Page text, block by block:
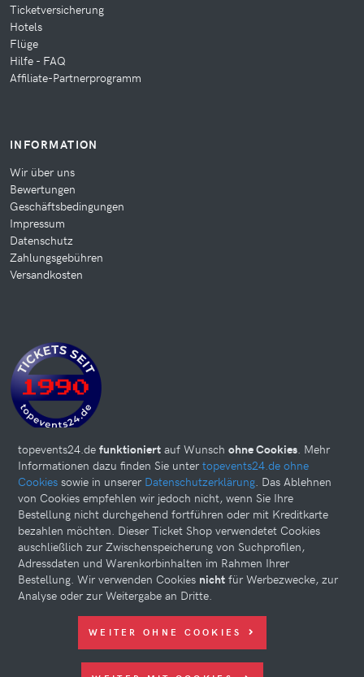
Ticketversicherung
Hotels
Flüge
Hilfe - FAQ
Affiliate-Partnerprogramm
INFORMATION
Wir über uns
Bewertungen
Geschäftsbedingungen
Impressum
Datenschutz
Zahlungsgebühren
Versandkosten
Diese Website kann Cookies verwenden. Bitte nehmen Sie weiter
unten Ihre Einstellungen vor.
© 2026 topevents24.de. All rights reserved.
topevents24.de funktioniert auf Wunsch ohne Cookies. Mehr
Informationen dazu finden Sie unter topevents24.de ohne
Cookies sowie in unserer Datenschutzerklärung. Das Ablehnen
von Cookies empfehlen wir jedoch nicht, wenn Sie Ihre
Bestellung nicht durchgehend fortführen oder mit Kreditkarte
bezahlen möchten. Dieser Ticket Shop verwendetet Cookies
auschließlich zur Zwischenspeicherung von Suchprofilen,
Adressdaten und Warenkorbinhalten im Rahmen Ihrer
Bestellung. Wir verwenden Cookies nicht für Werbezwecke, zur
Analyse oder zur Weitergabe an Dritte.
WEITER OHNE COOKIES